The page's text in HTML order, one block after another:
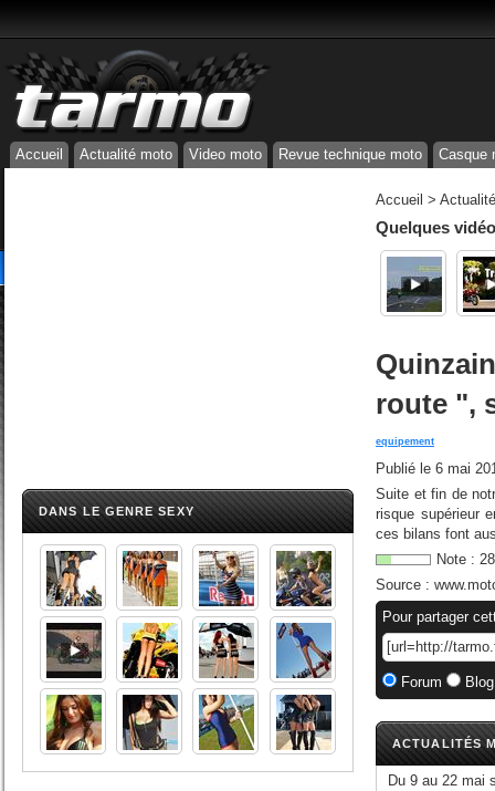
Accueil Actualité moto Video moto Revue technique moto Casque
DANS LE GENRE SEXY
Accueil >
Quelques
route ",
equipement
Publié le 6 mai
Suite et fin de
risque supérieur
ces bilans font
Note : 28
Source :
Pour partager
Forum
ACTUALITÉS
Du 9 au 22 mai